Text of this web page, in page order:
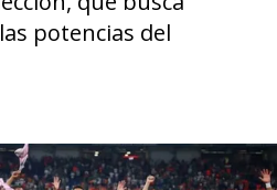
potencias del